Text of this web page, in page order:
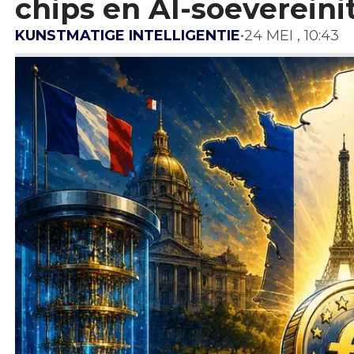
chips en AI-
KUNSTMATIGE INTELLIGENTIE•24 MEI , 10:43